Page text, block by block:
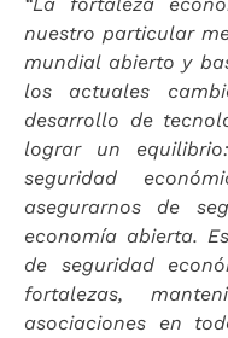
nuestro particular
mundial abierto y
los actuales
desarrollo de
lograr un
seguridad
asegurarnos de
economía abierta.
de seguridad
fortalezas,
asociaciones en